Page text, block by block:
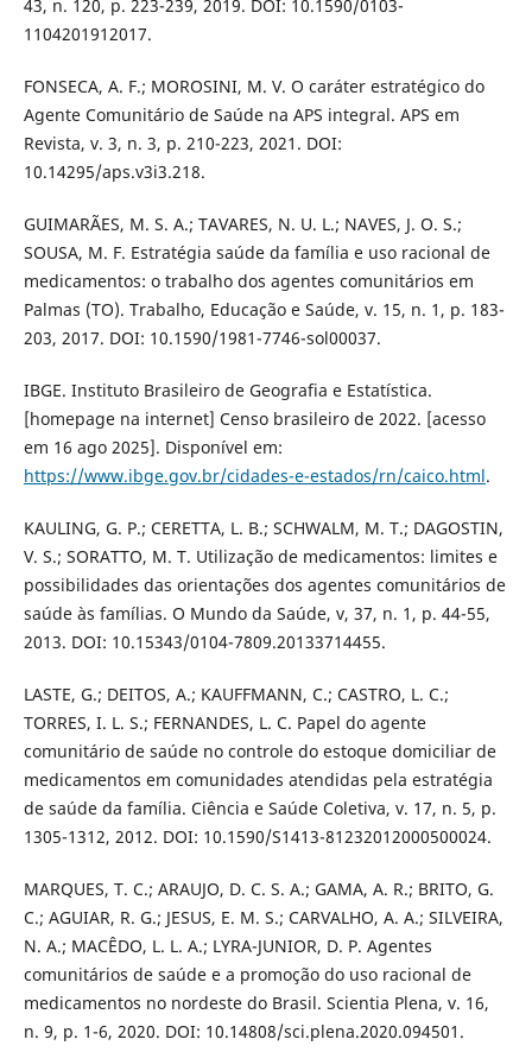
43, n. 120, p. 223-239, 2019. DOI: 10.1590/0103-
1104201912017.
FONSECA, A. F.; MOROSINI, M. V. O caráter estratégico do
Agente Comunitário de Saúde na APS integral. APS em
Revista, v. 3, n. 3, p. 210-223, 2021. DOI:
10.14295/aps.v3i3.218.
GUIMARÃES, M. S. A.; TAVARES, N. U. L.; NAVES, J. O. S.;
SOUSA, M. F. Estratégia saúde da família e uso racional de
medicamentos: o trabalho dos agentes comunitários em
Palmas (TO). Trabalho, Educação e Saúde, v. 15, n. 1, p. 183-
203, 2017. DOI: 10.1590/1981-7746-sol00037.
IBGE. Instituto Brasileiro de Geografia e Estatística.
[homepage na internet] Censo brasileiro de 2022. [acesso
em 16 ago 2025]. Disponível em:
https://www.ibge.gov.br/cidades-e-estados/rn/caico.html.
KAULING, G. P.; CERETTA, L. B.; SCHWALM, M. T.; DAGOSTIN,
V. S.; SORATTO, M. T. Utilização de medicamentos: limites e
possibilidades das orientações dos agentes comunitários de
saúde às famílias. O Mundo da Saúde, v, 37, n. 1, p. 44-55,
2013. DOI: 10.15343/0104-7809.20133714455.
LASTE, G.; DEITOS, A.; KAUFFMANN, C.; CASTRO, L. C.;
TORRES, I. L. S.; FERNANDES, L. C. Papel do agente
comunitário de saúde no controle do estoque domiciliar de
medicamentos em comunidades atendidas pela estratégia
de saúde da família. Ciência e Saúde Coletiva, v. 17, n. 5, p.
1305-1312, 2012. DOI: 10.1590/S1413-81232012000500024.
MARQUES, T. C.; ARAUJO, D. C. S. A.; GAMA, A. R.; BRITO, G.
C.; AGUIAR, R. G.; JESUS, E. M. S.; CARVALHO, A. A.; SILVEIRA,
N. A.; MACÊDO, L. L. A.; LYRA-JUNIOR, D. P. Agentes
comunitários de saúde e a promoção do uso racional de
medicamentos no nordeste do Brasil. Scientia Plena, v. 16,
n. 9, p. 1-6, 2020. DOI: 10.14808/sci.plena.2020.094501.